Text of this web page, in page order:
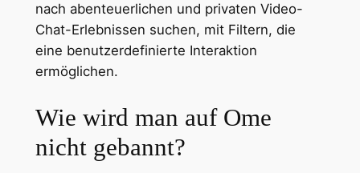
nach abenteuerlichen und privaten Video-
Chat-Erlebnissen suchen, mit Filtern, die
eine benutzerdefinierte Interaktion
ermöglichen.
Wie wird man auf Ome
nicht gebannt?